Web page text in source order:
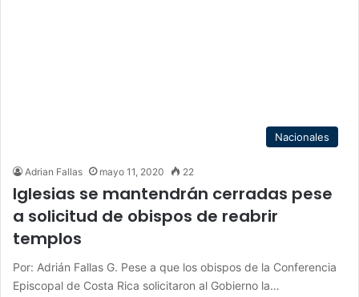
Nacionales
Adrian Fallas mayo 11, 2020 22
Iglesias se mantendrán cerradas pese
a solicitud de obispos de reabrir
templos
Por: Adrián Fallas G. Pese a que los obispos de la Conferencia
Episcopal de Costa Rica solicitaron al Gobierno la…